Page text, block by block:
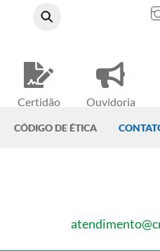
Certidão
Ouvidoria
CÓDIGO DE ÉTICA